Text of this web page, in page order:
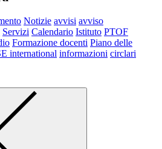
Notizie avvisi avviso
Servizi Calendario Istituto PTOF
Formazione docenti Piano delle
international informazioni circlari